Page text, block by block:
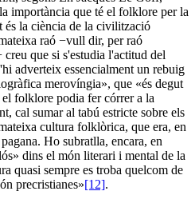
importància que té el folklore per la
és la ciència de la civilització
raó −vull dir, per raó
que si s'estudia l'actitud del
adverteix essencialment un rebuig
merovíngia», que «és degut
folklore podia fer córrer a la
cal sumar al tabú estricte sobre els
cultura folklòrica, que era, en
Ho subratlla, encara, en
dins el món literari i mental de la
quasi sempre es troba quelcom de
precristianes»[12].